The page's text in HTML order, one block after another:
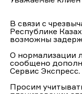
В связи с
Республике
возможны
О нормализации
сообщено
Сервис Экспресс.
Просим